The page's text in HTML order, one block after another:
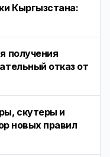
Кыргызстана:
получения
отказ от
скутеры и
новых правил